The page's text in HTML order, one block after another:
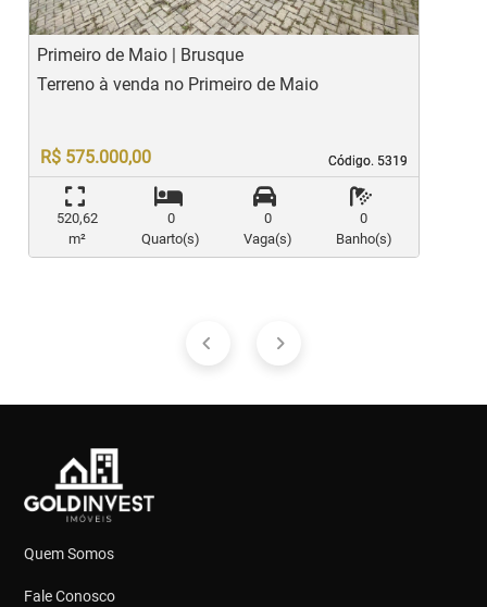
Primeiro de Maio | Brusque
Código. 5319
Código. 5319
Terreno à venda no Primeiro de Maio
R$ 575.000,00
520,62
m²
0
Quarto(s)
0
Vaga(s)
0
Banho(s)
Quem Somos
Fale Conosco